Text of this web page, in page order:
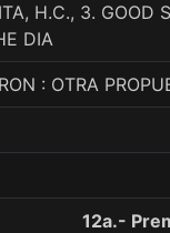
H.C., 3. GOOD
DIA
: OTRA
12a.-